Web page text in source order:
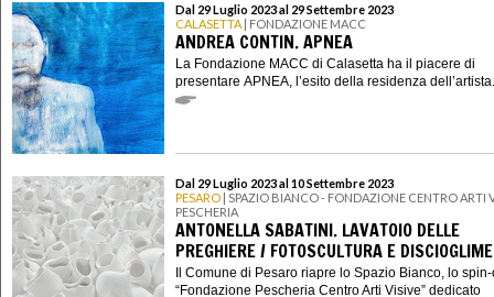
Dal 29 Luglio 2023 al 29 Settembre 2023
CALASETTA | FONDAZIONE MACC
ANDREA CONTIN. APNEA
La Fondazione MACC di Calasetta ha il piacere di
presentare APNEA, l’esito della residenza
Dal 29 Luglio 2023 al 10 Settembre 2023
PESARO | SPAZIO BIANCO - FONDAZIONE CENTRO ARTI
PESCHERIA
ANTONELLA SABATINI. LAVATOIO DELLE
PREGHIERE / FOTOSCULTURA E
Il Comune di Pesaro riapre lo Spazio Bianco, lo
“Fondazione Pescheria Centro Arti Visive” dedicato